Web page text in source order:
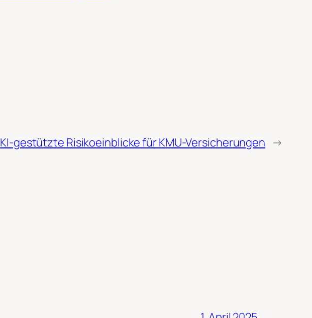
KI-gestützte Risikoeinblicke für KMU-Versicherungen →